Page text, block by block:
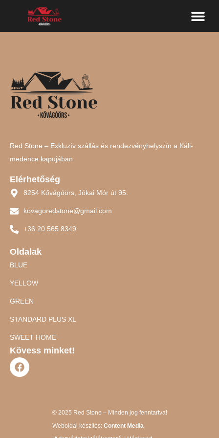
Red Stone – Exkluzív szállás és rendezvényhelyszín a Káli-
medence kapujában
Elérhetőség
8254 Kővágóörs, Jókai Mór út 95.
kovagoredstone@gmail.com
+36 20 565 8349
Oldalak
BLUE
YELLOW
GREEN
STANDARD PLUS XL
SWEET HOME
Kövess minket!
© 2025 Red Stone – Minden jog fenntartva!
Weboldal készítés: Content Media